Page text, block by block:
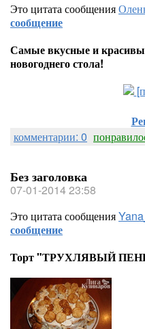
Это цитата сообщения
сообщение
Самые вкусные и
новогоднего стола!
комментарии: 0
Без заголовка
07-01-2014 23:58
Это цитата сообщения
сообщение
Торт "ТРУХЛЯВЫЙ